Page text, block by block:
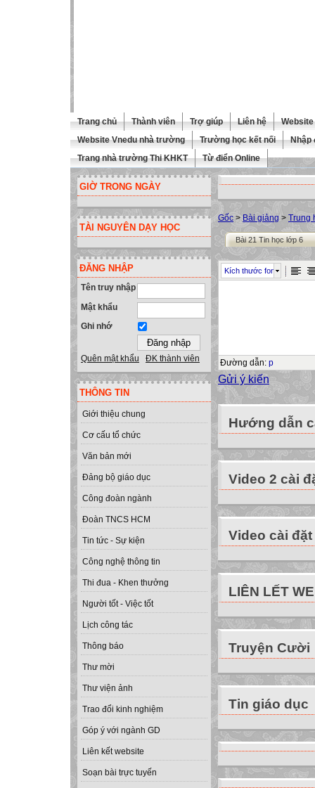
Trang chủ Thành viên Trợ giúp Liên hệ
Website Vnedu nhà trường
Trường học kết nối
Nhập
Trang nhà trường Thi KHKT
Từ điển Online
GIỜ TRONG NGÀY
TÀI NGUYÊN DẠY HỌC
ĐĂNG NHẬP
Tên truy nhập
Mật khẩu
Ghi nhớ
Quên mật khẩu ĐK thành viên
THÔNG TIN
Giới thiệu chung
Cơ cấu tổ chức
Văn bản mới
Đảng bộ giáo dục
Công đoàn ngành
Đoàn TNCS HCM
Tin tức - Sự kiện
Công nghệ thông tin
Thi đua - Khen thưởng
Người tốt - Việc tốt
Lịch công tác
Thông báo
Thư mời
Thư viện ảnh
Trao đổi kinh nghiệm
Góp ý với ngành GD
Liên kết website
Soạn bài trực tuyến
Gốc > Bài giảng > Trung
Bài 21 Tin học lớp 6
Kích thước font
Đường dẫn: p
Gửi ý kiến
Hướng dẫn
Video 2 cài
Video cài đặt
LIÊN LẾT
Truyện Cười
Tin giáo dục